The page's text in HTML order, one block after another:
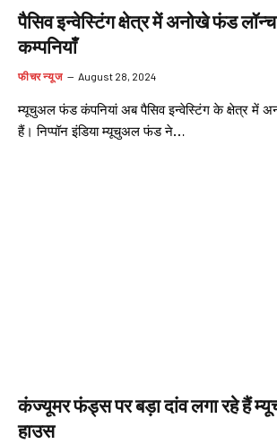
पैसिव इन्वेस्टिंग क्षेत्र में अनोखे फंड
कम्पनियाँ
फीचर न्यूज August 28, 2024
म्यूचुअल फंड कंपनियां अब पैसिव इन्वेस्टिंग के क्षेत्र में
हैं। निप्पॉन इंडिया म्यूचुअल फंड ने…
कंज्यूमर फंड्स पर बड़ा दांव लगा रहे हैं
हाउस